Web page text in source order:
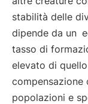
stabilità delle
dipende da un
tasso di
elevato di
compensazione
popolazioni e